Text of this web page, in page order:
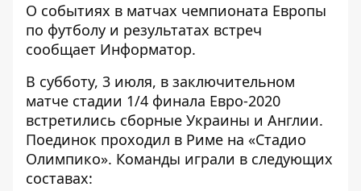
О событиях в матчах чемпионата Европы
по футболу и результатах встреч
сообщает Информатор.
В субботу, 3 июля, в заключительном
матче стадии 1/4 финала Евро-2020
встретились сборные Украины и Англии.
Поединок проходил в Риме на «Стадио
Олимпико». Команды играли в следующих
составах: